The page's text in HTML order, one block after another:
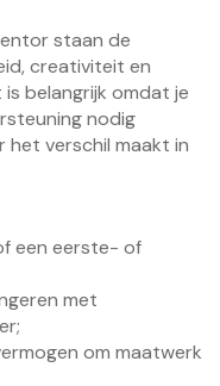
staan de
creativiteit en
belangrijk omdat je
nodig
het verschil maakt in
een eerste- of
met
om maatwerk